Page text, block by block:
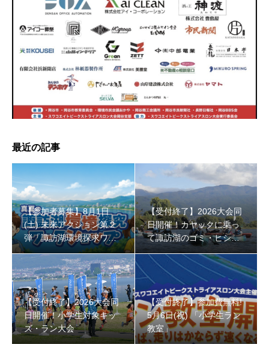
【会議報告】諏訪地域６市町村連絡会議を開催しました
最近の記事
【参加者募集】8月1日
(土) 未来アクション第２
弾「諏訪湖環境探求ワー
クショップ」小学４年生
から！
【受付終了】2026大会同
日開催！カヤックに乗っ
て諏訪湖のゴミ・ヒシを
回収しよう！
【受付終了】2026大会同
日開催！小学生対象キッ
ズ・ラン大会
【受付終了】参加費無料!
5月6日(祝) 「小学生ラン
教室」